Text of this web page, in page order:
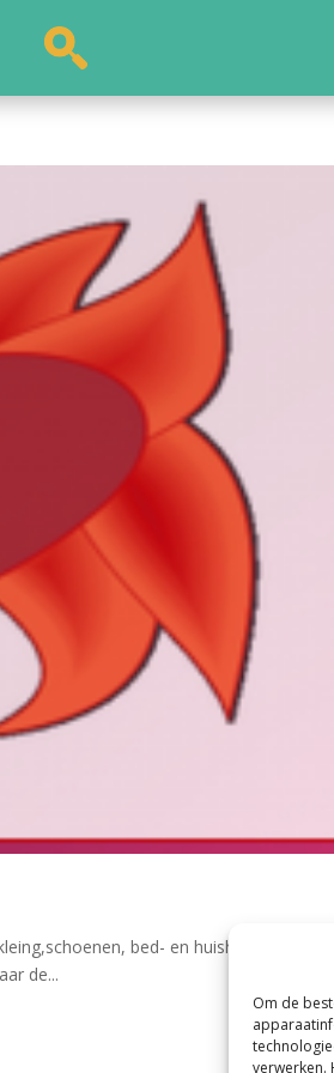
Om de
verwerken.
bed- en huishoudtextiel.
de...